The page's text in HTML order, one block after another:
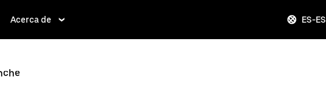
Acerca de ES-ES